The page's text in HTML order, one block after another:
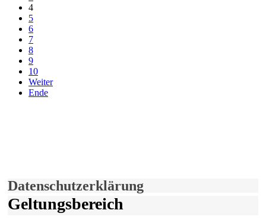
4
5
6
7
8
9
10
Weiter
Ende
Datenschutzerklärung
Geltungsbereich